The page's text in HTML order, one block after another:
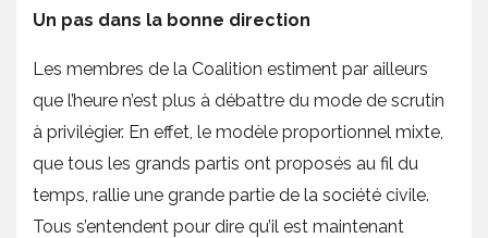
Un pas dans la bonne direction
Les membres de la Coalition estiment par ailleurs
que l’heure n’est plus à débattre du mode de scrutin
à privilégier. En effet, le modèle proportionnel mixte,
que tous les grands partis ont proposés au fil du
temps, rallie une grande partie de la société civile.
Tous s’entendent pour dire qu’il est maintenant